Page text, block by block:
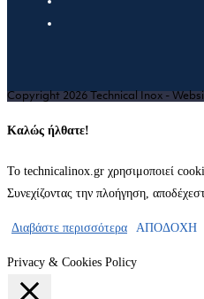
tab
new
Copyright 2026 Technical Inox -
Καλώς ήλθατε!
Το technicalinox.gr χρησιμοποιεί
Συνεχίζοντας την πλοήγηση,
Διαβάστε περισσότερα ΑΠΟΔΟΧΗ
Privacy & Cookies Policy